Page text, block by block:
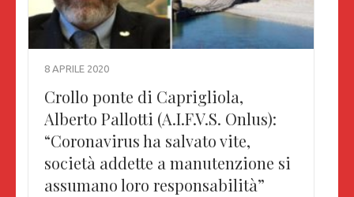
8 APRILE 2020
Crollo ponte di Caprigliola,
Alberto Pallotti (A.I.F.V.S. Onlus):
“Coronavirus ha salvato vite,
società addette a manutenzione si
assumano loro responsabilità”